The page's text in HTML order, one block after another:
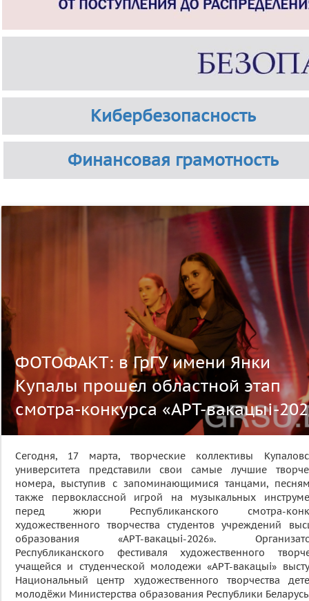
Кибербезопасность
Финансовая грамотность
ФОТОФАКТ: в ГрГУ имени Янки
Купалы прошел областной этап
смотра-конкурса «АРТ-вакацыі-
Сегодня, 17 марта, творческие коллективы
университета представили свои самые лучшие
номера, выступив с запоминающимися танцами,
также первоклассной игрой на музыкальных
перед жюри Республиканского смотра-
художественного творчества студентов учреждений
образования «АРТ-вакацыі-2026».
Республиканского фестиваля художественного
учащейся и студенческой молодежи «АРТ-вакацыі»
Национальный центр художественного творчества
молодёжи Министерства образования Республики